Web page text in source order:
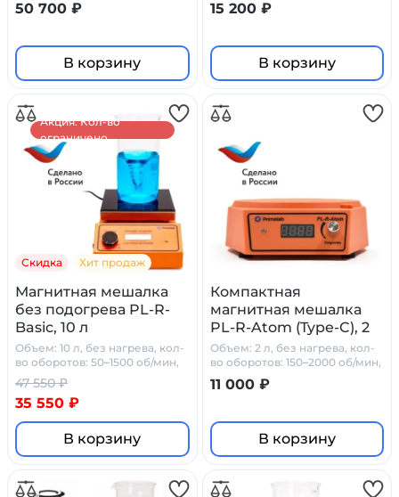
50 700 ₽
В корзину
15 200 ₽
В корзину
Скидка Хит продаж
Магнитная мешалка
без подогрева PL-R-
Basic, 10 л
Объем: 10 л, без нагрева, кол-
во оборотов: 50–1500 об/мин,
стеклокерамика
47 550 ₽
35 550 ₽
В корзину
Акция. Кол-во
ограничено.
Компактная
магнитная мешалка
PL-R-Atom (Type-C), 2
л.
Объем: 2 л, без нагрева, кол-
во оборотов: 150–2000 об/мин,
Type-C
11 000 ₽
В корзину